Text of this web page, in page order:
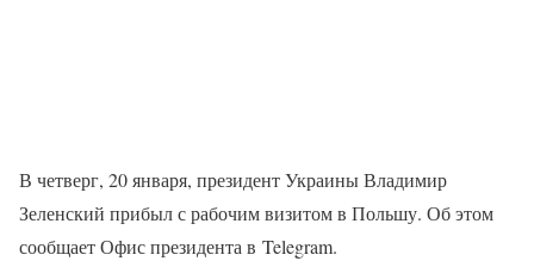
В четверг, 20 января, президент Украины Владимир
Зеленский прибыл с рабочим визитом в Польшу. Об этом
сообщает Офис президента в Telegram.